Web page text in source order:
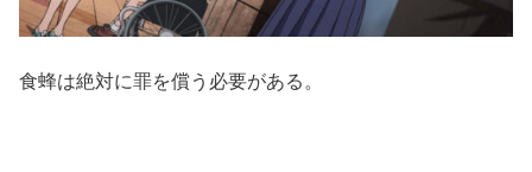
食蜂は絶対に罪を償う必要がある。